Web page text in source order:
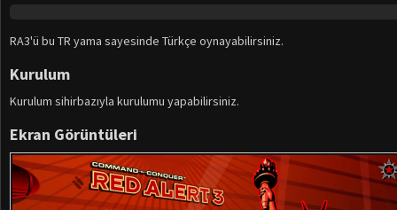
RA3'ü bu TR yama sayesinde Türkçe oynayabilirsiniz.
Kurulum
Kurulum sihirbazıyla kurulumu yapabilirsiniz.
Ekran Görüntüleri